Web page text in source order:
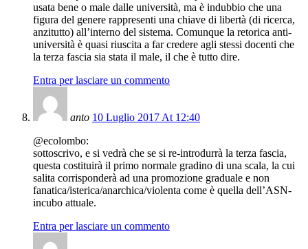
usata bene o male dalle università, ma è indubbio che una
figura del genere rappresenti una chiave di libertà (di ricerca,
anzitutto) all’interno del sistema. Comunque la retorica anti-
università è quasi riuscita a far credere agli stessi docenti che
la terza fascia sia stata il male, il che è tutto dire.
Entra per lasciare un commento
anto 10 Luglio 2017 At 12:40
@ecolombo:
sottoscrivo, e si vedrà che se si re-introdurrà la terza fascia,
questa costituirà il primo normale gradino di una scala, la cui
salita corrisponderà ad una promozione graduale e non
fanatica/isterica/anarchica/violenta come è quella dell’ASN-
incubo attuale.
Entra per lasciare un commento